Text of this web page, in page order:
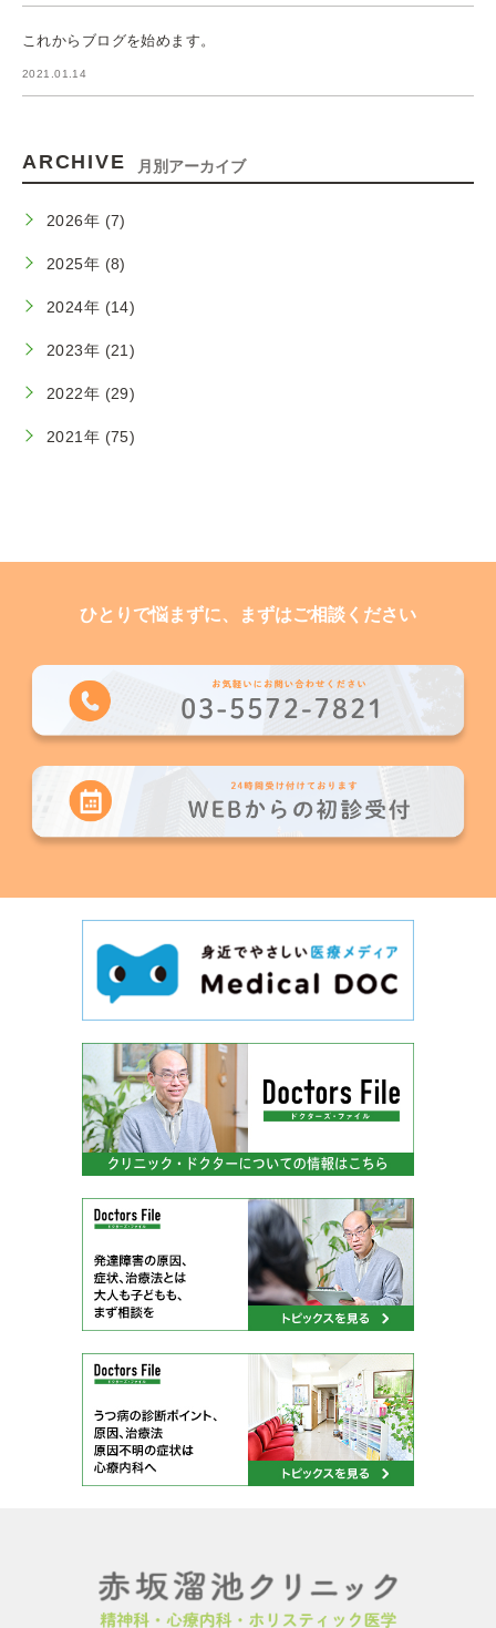
これからブログを始めます。
2021.01.14
ARCHIVE 月別アーカイブ
2026年 (7)
2025年 (8)
2024年 (14)
2023年 (21)
2022年 (29)
2021年 (75)
ひとりで悩まずに、まずはご相談ください